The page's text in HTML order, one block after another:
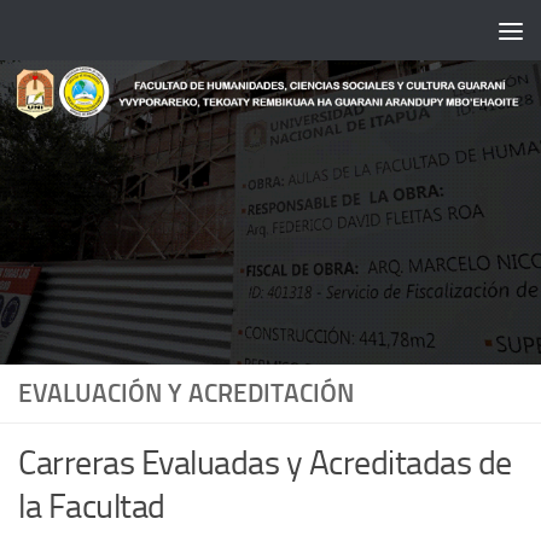
EVALUACIÓN Y ACREDITACIÓN
Carreras Evaluadas y Acreditadas de
la Facultad